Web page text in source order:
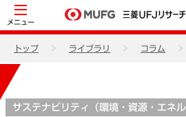
メニュー
トップ ライブラリ コラム
サステナビリティ（環境・資源・エネル